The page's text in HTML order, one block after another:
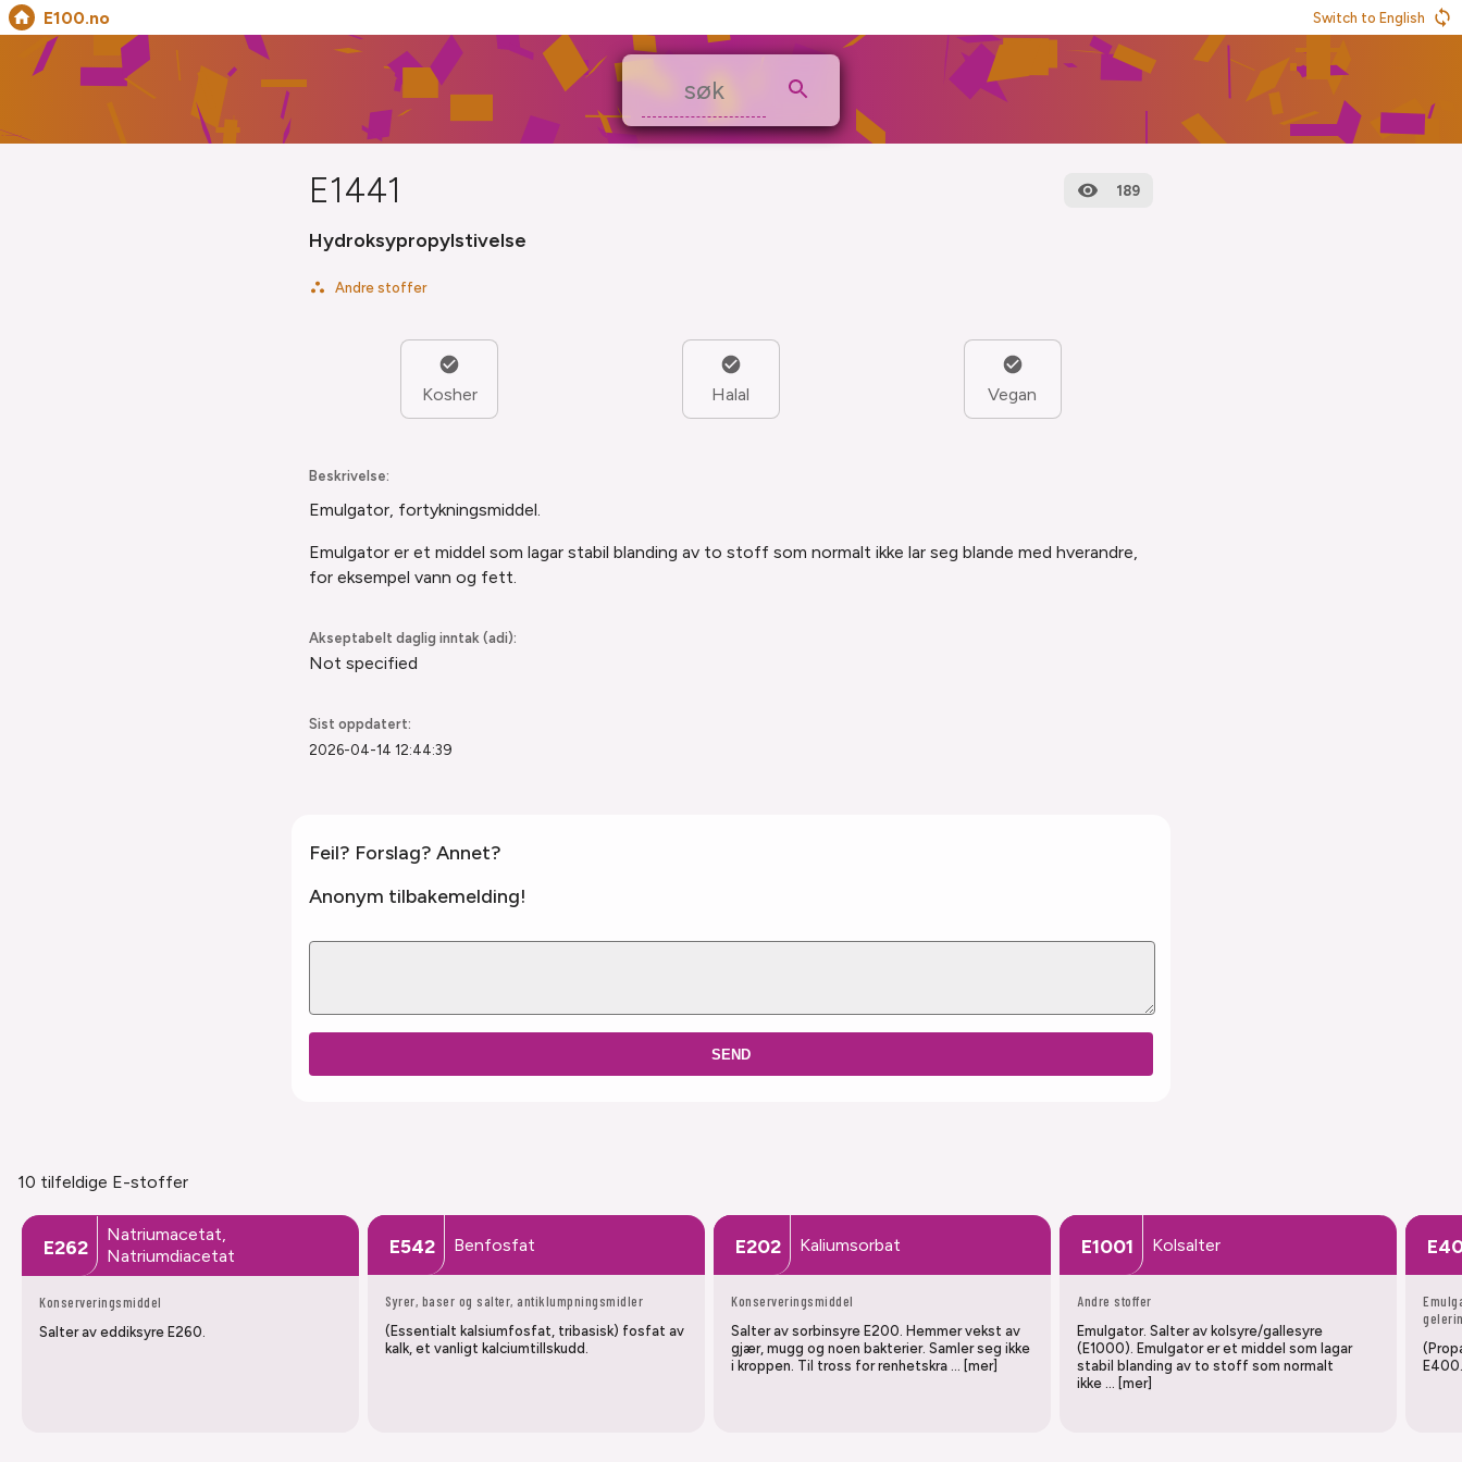
E100.no Switch to English
E1441 189
Hydroksypropyl­stivelse
Andre stoffer
Kosher Halal Vegan
Beskrivelse:
Emulgator, fortykningsmiddel.
Emulgator er et middel som lagar stabil blanding av to stoff som normalt ikke lar seg blande med hverandre,
for eksempel vann og fett.
Akseptabelt daglig inntak (adi):
Not specified
Sist oppdatert:
2026-04-14 12:44:39
Feil? Forslag? Annet?
Anonym tilbakemelding!
SEND
10 tilfeldige E-stoffer
E262
Natriumacetat,
Natriumdiacetat
Konserveringsmiddel
Salter av eddiksyre E260.
E542 Benfosfat
Syrer, baser og salter, antiklumpningsmidler
(Essentialt kalsiumfosfat, tribasisk) fosfat av
kalk, et vanligt kalciumtillskudd.
E202 Kaliumsorbat
Konserveringsmiddel
Salter av sorbinsyre E200. Hemmer vekst av
gjær, mugg og noen bakterier. Samler seg ikke
i kroppen. Til tross for renhetskra … [mer]
E1001 Kolsalter
Andre stoffer
Emulgator. Salter av kolsyre/gallesyre
(E1000). Emulgator er et middel som lagar
stabil blanding av to stoff som normalt
ikke … [mer]
E400.